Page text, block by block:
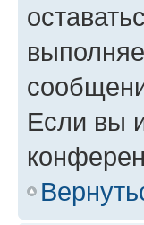
Если вы